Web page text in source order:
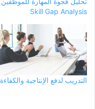
Skill Gap Analysis
التدريب لدفع الإنتاجية والكفاءة